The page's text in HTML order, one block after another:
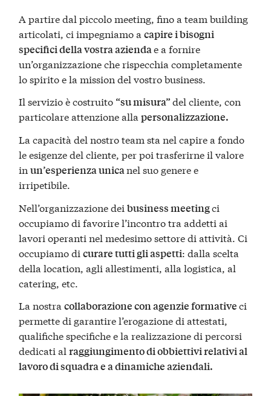
A partire dal piccolo meeting, fino a team building
articolati, ci impegniamo acapire i bisogni
specifici della vostra aziendae a fornire
un’organizzazione che rispecchia completamente
lo spirito e la mission del vostro business.
Il servizio è costruito “su misura”del cliente, con
particolare attenzione allapersonalizzazione.
La capacità del nostro team sta nel capire a fondo
le esigenze del cliente, per poi trasferirne il valore
inun’esperienza unicanel suo genere e
irripetibile.
Nell’organizzazione deibusiness meetingci
occupiamo di favorire l’incontro tra addetti ai
lavori operanti nel medesimo settore di attività. Ci
occupiamo dicurare tutti gli aspetti: dalla scelta
della location, agli allestimenti, alla logistica, al
catering, etc.
La nostracollaborazione con agenzie formativeci
permette di garantire l’erogazione di attestati,
qualifiche specifiche e la realizzazione di percorsi
dedicati alraggiungimento di obbiettivi relativi al
lavoro di squadra e a dinamiche aziendali.